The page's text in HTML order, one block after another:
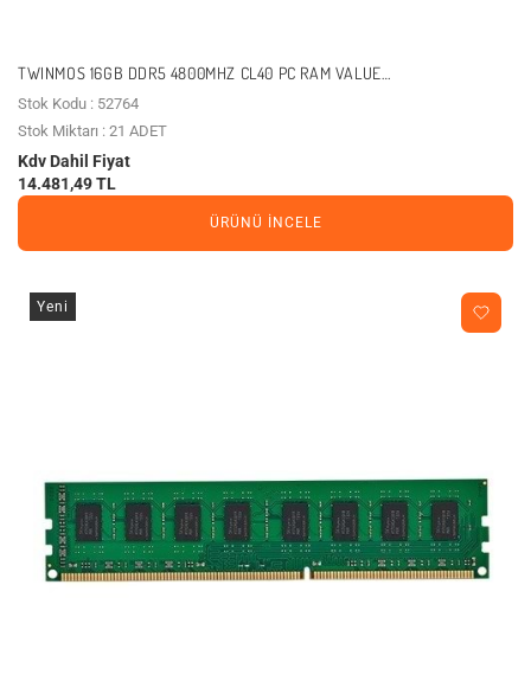
TWINMOS 16GB DDR5 4800MHZ CL40 PC RAM VALUE
TMD516GB4800U40
Stok Kodu : 52764
Stok Miktarı : 21 ADET
Kdv Dahil Fiyat
14.481,49 TL
ÜRÜNÜ İNCELE
Yeni